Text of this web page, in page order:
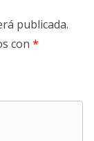
publicada.
con *